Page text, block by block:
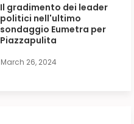
Il gradimento dei leader
politici nell'ultimo
sondaggio Eumetra per
Piazzapulita
March 26, 2024